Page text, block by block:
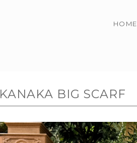
HOME
KANAKA BIG SCARF